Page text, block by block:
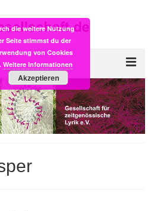
die weitere Nutzung
Seite stimmst du der
von Cookies
Weitere Informationen
Akzeptieren